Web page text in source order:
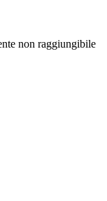
non raggiungibile